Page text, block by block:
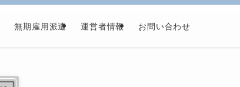
無期雇用派遣 運営者情報 お問い合わせ